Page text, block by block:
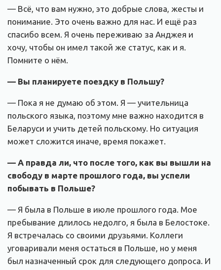
— Всё, что вам нужно, это добрые слова, жесты и
понимание. Это очень важно для нас. И ещё раз
спасибо всем. Я очень переживаю за Анджея и
хочу, чтобы он имел такой же статус, как и я.
Помните о нём.
— Вы планируете поездку в Польшу?
— Пока я не думаю об этом. Я — учительница
польского языка, поэтому мне важно находится в
Беларуси и учить детей польскому. Но ситуация
может сложится иначе, время покажет.
— А правда ли, что после того, как вы вышли на
свободу в марте прошлого года, вы успели
побывать в Польше?
— Я была в Польше в июле прошлого года. Мое
пребывание длилось недолго, я была в Белостоке.
Я встречалась со своими друзьями. Коллеги
уговаривали меня остаться в Польше, но у меня
был назначенный срок для следующего допроса. И